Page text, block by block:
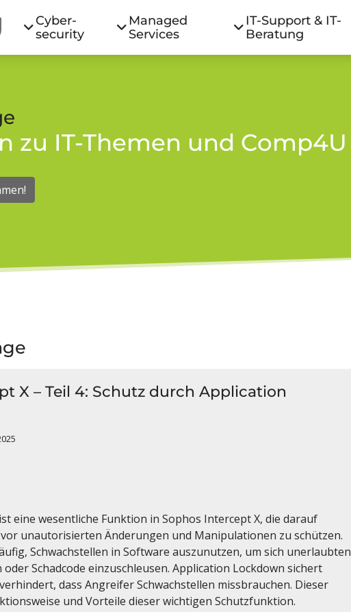
Cyber­
security
Managed
Services
IT-Support & IT-
Beratung
zu IT-Themen und Comp4U
X – Teil 4: Schutz durch Application
eine wesentliche Funktion in Sophos Intercept X, die darauf
unautorisierten Änderungen und Manipulationen zu schützen.
Schwachstellen in Software auszunutzen, um sich unerlaubten
Schadcode einzuschleusen. Application Lockdown sichert
dass Angreifer Schwachstellen missbrauchen. Dieser
und Vorteile dieser wichtigen Schutzfunktion.